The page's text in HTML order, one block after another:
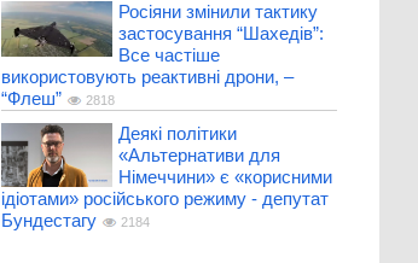
Росіяни змінили тактику
застосування “Шахедів”:
Все частіше
використовують реактивні дрони, –
“Флеш”
2818
Деякі політики
«Альтернативи для
Німеччини» є «корисними
ідіотами» російського режиму - депутат
Бундестагу
2184